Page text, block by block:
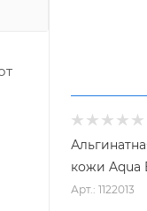
кожи Aqua
Арт.: 1122013